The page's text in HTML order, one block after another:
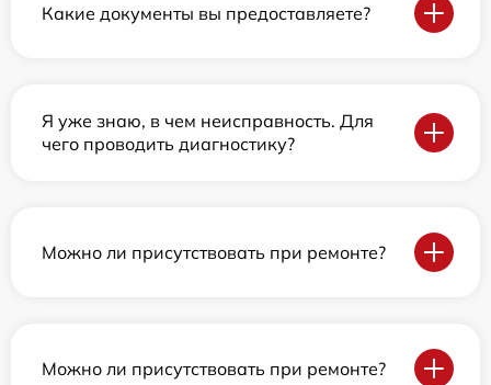
Какие документы вы предоставляете?
Я уже знаю, в чем неисправность. Для
чего проводить диагностику?
Можно ли присутствовать при ремонте?
Можно ли присутствовать при ремонте?